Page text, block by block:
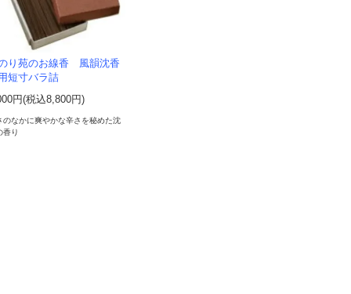
り苑のお線香 風韻沈香
短寸バラ詰
円(税込8,800円)
のなかに爽やかな辛さを秘めた沈
香り